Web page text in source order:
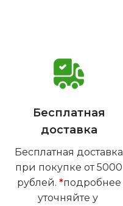
Бесплатная
доставка
Бесплатная доставка
при покупке от 5000
рублей. *подробнее
уточняйте у